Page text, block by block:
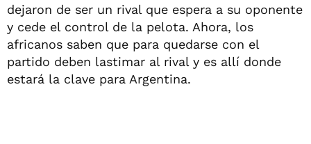
dejaron de ser un rival que espera a su oponente
y cede el control de la pelota. Ahora, los
africanos saben que para quedarse con el
partido deben lastimar al rival y es allí donde
estará la clave para Argentina.